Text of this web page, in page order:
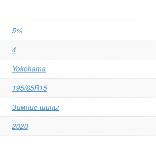
5%
4
Yokohama
195/65R15
Зимние шины
2020